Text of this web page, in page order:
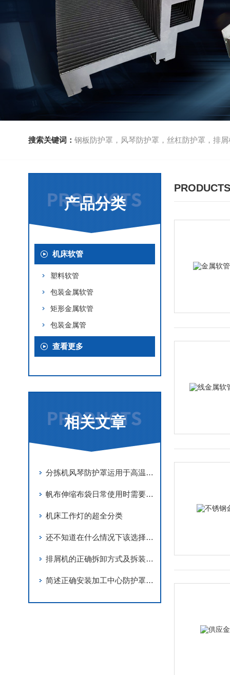
搜索关键词： 钢板防护罩，风琴防护罩，丝杠防护罩，排屑机
产品分类
机床软管
塑料软管
包装金属软管
矩形金属软管
包装金属管
查看更多
相关文章
分拣机风琴防护罩运用于高温工作环境
帆布伸缩布袋日常使用时需要注意哪些？
机床工作灯的超全分类
还不知道在什么情况下该选择钢铝拖链还是尼龙拖链吗？看完这个你就知道了
排屑机的正确拆卸方式及拆装流程你可知
简述正确安装加工中心防护罩的方法